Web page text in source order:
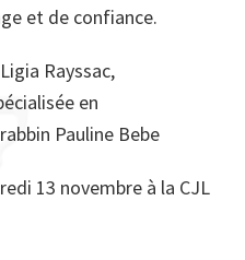
et de confiance.
Rayssac,
en
Pauline Bebe
13 novembre à la CJL